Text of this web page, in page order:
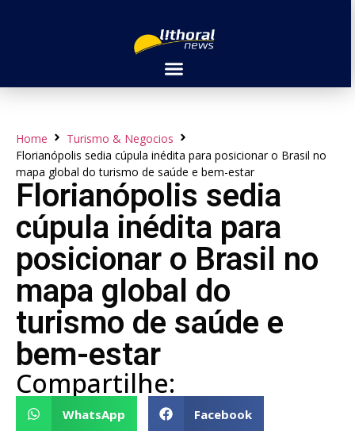
Home
Turismo & Negocios
Florianópolis sedia cúpula inédita para posicionar o Brasil no
mapa global do turismo de saúde e bem-estar
Florianópolis sedia
cúpula inédita para
posicionar o Brasil no
mapa global do
turismo de saúde e
bem-estar
Compartilhe:
WhatsApp Facebook